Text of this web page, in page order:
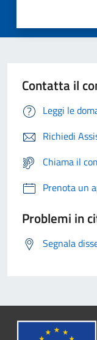
Contatta il
Leggi le
Richiedi
Chiama il
Prenota un
Problemi in
Segnala